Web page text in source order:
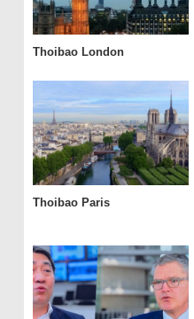
Thoibao London
Thoibao Paris